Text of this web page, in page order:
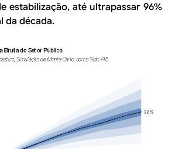
estabilização, até ultrapassar 96%
da década.